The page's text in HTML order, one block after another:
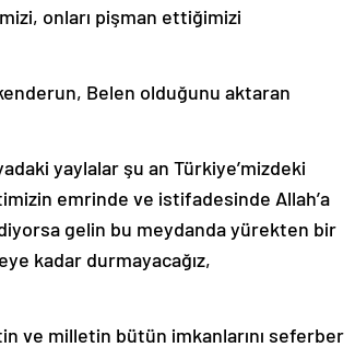
onları pişman ettiğimizi
Belen olduğunu aktaran
yaylalar şu an Türkiye’mizdeki
emrinde ve istifadesinde Allah’a
diyorsa gelin bu meydanda yürekten bir
kadar durmayacağız,
ve milletin bütün imkanlarını seferber